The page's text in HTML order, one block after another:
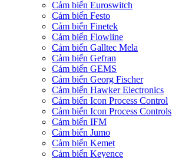
Cảm biến Euroswitch
Cảm biến Festo
Cảm biến Finetek
Cảm biến Flowline
Cảm biến Galltec Mela
Cảm biến Gefran
Cảm biến GEMS
Cảm biến Georg Fischer
Cảm biến Hawker Electronics
Cảm biến Icon Process Control
Cảm biến Icon Process Controls
Cảm biến IFM
Cảm biến Jumo
Cảm biến Kemet
Cảm biến Keyence